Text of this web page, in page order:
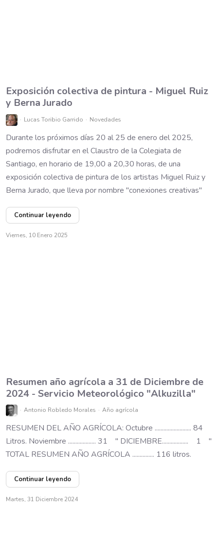
Exposición colectiva de pintura - Miguel Ruiz
y Berna Jurado
Lucas Toribio Garrido Novedades
Durante los próximos días 20 al 25 de enero del 2025,
podremos disfrutar en el Claustro de la Colegiata de
Santiago, en horario de 19,00 a 20,30 horas, de una
exposición colectiva de pintura de los artistas Miguel Ruiz y
Berna Jurado, que lleva por nombre "conexiones creativas"
Continuar leyendo
Viernes, 10 Enero 2025
Resumen año agrícola a 31 de Diciembre de
2024 - Servicio Meteorológico "Alkuzilla"
Antonio Robledo Morales Año agrícola
RESUMEN DEL AÑO AGRÍCOLA: Octubre ......................... 84
Litros. Noviembre ................... 31 " DICIEMBRE.................. 1 "
TOTAL RESUMEN AÑO AGRÍCOLA ............... 116 litros.
Continuar leyendo
Martes, 31 Diciembre 2024